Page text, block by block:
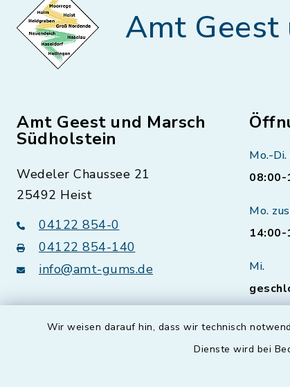
Wir weisen darauf hin, dass wir technisch
Dienste wird bei
Amt Geest
Amt Geest und Marsch
Südholstein
Wedeler Chaussee 21
25492 Heist
04122 854-0
04122 854-140
info@amt-gums.de
Mo.-Di.
08:00-
Mo.
14:00-
Mi.